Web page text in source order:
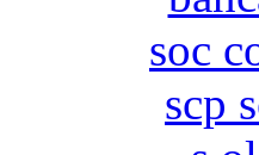
soc
scp